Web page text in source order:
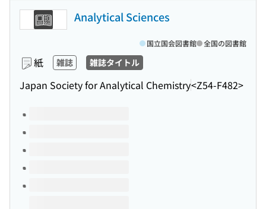
Analytical Sciences
紙 雑誌 雑誌タイトル
Japan Society for Analytical Chemistry<Z54-F482>
国立国会図書館 全国の図書館
このタイトルの巻号